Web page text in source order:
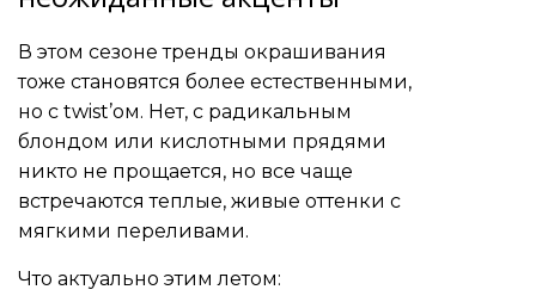
В этом сезоне тренды окрашивания
тоже становятся более естественными,
но с twist’ом. Нет, с радикальным
блондом или кислотными прядями
никто не прощается, но все чаще
встречаются теплые, живые оттенки с
мягкими переливами.
Что актуально этим летом: